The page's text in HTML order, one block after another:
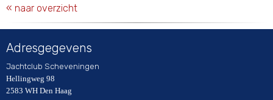
« naar overzicht
Adresgegevens
Jachtclub Scheveningen
Hellingweg 98
2583 WH Den Haag